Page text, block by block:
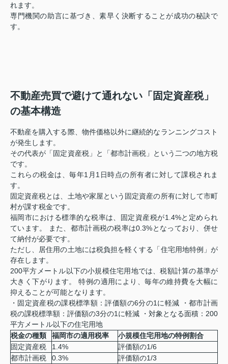
れます。
専門機関の助言に基づき、素早く決断することが成功の秘訣で
す。
不動産売買で避けて通れない「固定資産税」
の基本構造
不動産を購入する際、物件価格以外に継続的なランニングコスト
が発生します。
その代表が「固定資産税」と「都市計画税」という二つの地方税
です。
これらの税金は、毎年1月1日時点の所有者に対して課税されま
す。
固定資産税とは、土地や家屋という固定資産の所有に対して市町
村が課す税金です。
福岡市における標準的な税率は、固定資産税が1.4%と定められ
ています。 また、都市計画税の税率は0.3%となっており、併せ
て納付が必要です。
ただし、居住用の土地には税負担を軽くする「住宅用地特例」が
存在します。
200平方メートル以下の小規模住宅用地では、税額計算の基準が
大きく下がります。 特例の適用により、毎年の維持費を大幅に
抑えることが可能となります。
・固定資産税の課税標準額：評価額の6分の1に軽減 ・都市計画
税の課税標準額：評価額の3分の1に軽減 ・対象となる面積：200
平方メートル以下の住宅用地
税金の種類
福岡市の適用税率
小規模住宅用地の特例割合
固定資産税
1.4%
評価額の1/6
都市計画税
0.3% 評価額の1/3